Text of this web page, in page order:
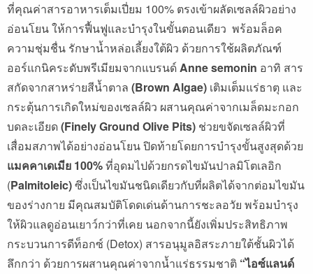
ที่คุณค่าสารอาหารเต็มเปี่ยม 100% ตรงเข้าผลัดเซลล์ผิวอย่าง
อ่อนโยน ให้การฟื้นฟูและบำรุงในขั้นตอนเดียว พร้อมล็อค
ความชุ่มชื่น รักษาน้ำหล่อเลี้ยงใต้ผิว ด้วยการใช้ผลิตภัณฑ์
ออร์แกนิคระดับพรีเมียมจากแบรนด์Anne semonin อาทิ สาร
สกัดจากสาหร่ายสีน้ำตาล (Brown Algae) เติมเต็มแร่ธาตุ และ
กระตุ้นการเกิดใหม่ของเซลล์ผิว ผสานคุณค่าจากเมล็ดมะกอก
บดละเอียด(Finely Ground Olive Pits) ช่วยขจัดเซลล์ผิวที่
เสื่อมสภาพได้อย่างอ่อนโยน ปิดท้ายโดยการบำรุงขั้นสูงสุดด้วย
แมคคาเดเมีย 100%ที่อุดมไปด้วยกรดไขมันปาลมิโตเลอิก
(Palmitoleic)ซึ่งเป็นไขมันชนิดเดียวกับที่ผลิตได้จากต่อมไขมัน
ของร่างกาย มีคุณสมบัติโดดเด่นด้านการชะลอวัย พร้อมบำรุง
ให้ผิวแลดูอ่อนเยาว์กว่าที่เคย นอกจากนี้ยังเพิ่มประสิทธิภาพ
กระบวนการดีท็อกซ์ (Detox) สารอนุมูลอิสระภายใต้ชั้นผิวได้
ลึกกว่า ด้วยการผสานคุณค่าจากน้ำแร่ธรรมชาติ “ไอซ์แลนด์